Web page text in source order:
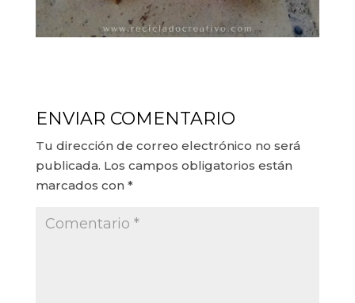
ENVIAR COMENTARIO
Tu dirección de correo electrónico no será
publicada. Los campos obligatorios están
marcados con *